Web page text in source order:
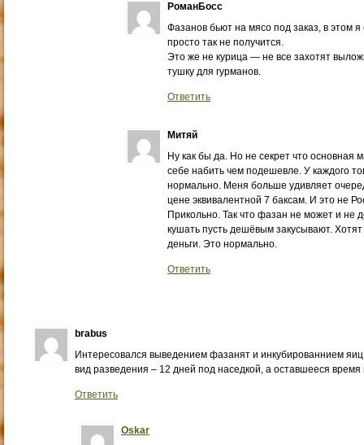
РоманБосс
Фазанов бьют на мясо под заказ, в этом я
просто так не получится.
Это же не курица — не все захотят
тушку для гурманов.
Ответить
Митяй
Ну как бы да. Но не секрет что основная
себе набить чем подешевле. У каждого
нормально. Меня больше удивляет
цене эквивалентной 7 баксам. И это не
Прикольно. Так что фазан не может и не
кушать пусть дешёвым закусывают.
деньги. Это нормально.
Ответить
brabus
Интересовался выведением фазанят и инкубированнием
вид разведения – 12 дней под наседкой, а оставшееся время
Ответить
Oskar